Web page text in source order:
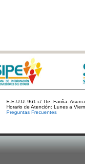
E.E.U.U. 961 c/ Tte. Fariña.
Horario de Atención: Lunes a
Preguntas Frecuentes